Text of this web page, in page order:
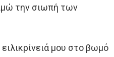
την σιωπή των
μου στο βωμό